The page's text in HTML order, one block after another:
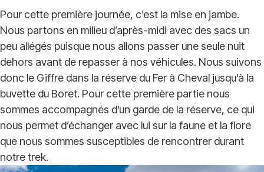
Pour cette première journée, c’est la mise en jambe.
Nous partons en milieu d’après-midi avec des sacs un
peu allégés puisque nous allons passer une seule nuit
dehors avant de repasser à nos véhicules. Nous suivons
donc le Giffre dans la réserve du Fer à Cheval jusqu’à la
buvette du Boret. Pour cette première partie nous
sommes accompagnés d’un garde de la réserve, ce qui
nous permet d’échanger avec lui sur la faune et la flore
que nous sommes susceptibles de rencontrer durant
notre trek.